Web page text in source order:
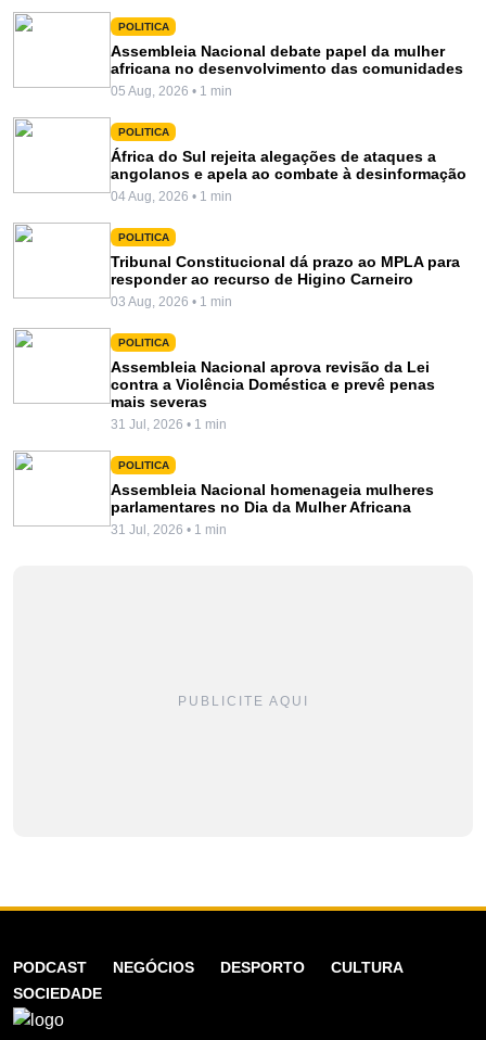
POLITICA
Assembleia Nacional debate papel da mulher
africana no desenvolvimento das comunidades
05 Aug, 2026 • 1 min
POLITICA
África do Sul rejeita alegações de ataques a
angolanos e apela ao combate à desinformação
04 Aug, 2026 • 1 min
POLITICA
Tribunal Constitucional dá prazo ao MPLA para
responder ao recurso de Higino Carneiro
03 Aug, 2026 • 1 min
POLITICA
Assembleia Nacional aprova revisão da Lei
contra a Violência Doméstica e prevê penas
mais severas
31 Jul, 2026 • 1 min
POLITICA
Assembleia Nacional homenageia mulheres
parlamentares no Dia da Mulher Africana
31 Jul, 2026 • 1 min
PUBLICITE AQUI
PODCAST NEGÓCIOS DESPORTO
CULTURA
SOCIEDADE